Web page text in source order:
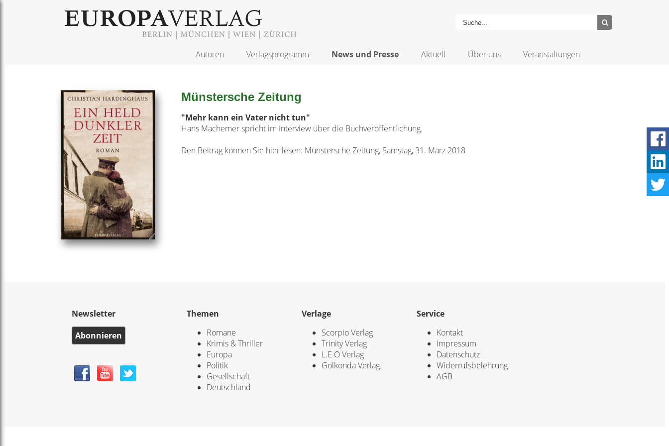
Autoren Verlagsprogramm News und Presse Aktuell Über uns Veranstaltungen
Münstersche Zeitung
"Mehr kann ein Vater nicht tun"
Hans Machemer spricht im Interview über die Buchveröffentlichung.
Den Beitrag können Sie hier lesen: Münstersche Zeitung, Samstag, 31. März 2018
Newsletter
Abonnieren
Themen
Romane
Krimis & Thriller
Europa
Politik
Gesellschaft
Deutschland
Verlage
Scorpio Verlag
Trinity Verlag
L.E.O Verlag
Golkonda Verlag
Service
Kontakt
Impressum
Datenschutz
Widerrufsbelehrung
AGB